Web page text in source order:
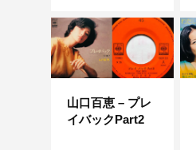
山口百恵 – プレ
イバックPart2